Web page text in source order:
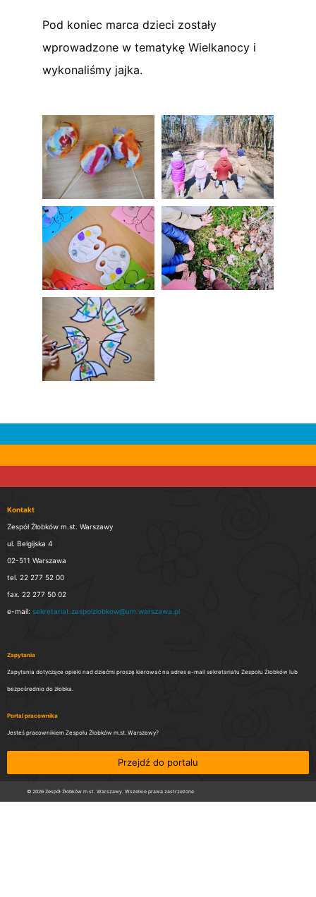
Pod koniec marca dzieci zostały
wprowadzone w tematykę Wielkanocy i
wykonaliśmy jajka.
Kontakt
Zespół Żłobków m.st. Warszawy
ul. Belgijska 4
02-511 Warszawa
tel. 22 277 52 00
fax. 22 277 50 02
e-mail: sekretariat.zespolzlobkow@um.warszawa.pl
Zapytania
Zapytania dotyczące opieki nad dziećmi proszę kierować na adres e-mail sekretariatu Zespołu Żłobków lub
bezpośrednio do żłobka.
Portal pracownika
Jesteś pracownikiem Zespołu Żłobków m.st. Warszawy?
Przejdź do portalu
© 2026 Zespół Żłobków m.st. Warszawy. Wszelkie prawa zastrzeżone